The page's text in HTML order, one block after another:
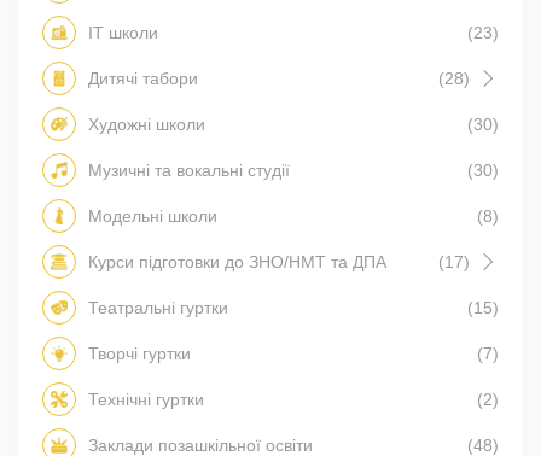
IT школи (23)
Дитячі табори (28)
Художні школи (30)
Музичні та вокальні студії (30)
Модельні школи (8)
Курси підготовки до ЗНО/НМТ та ДПА (17)
Театральні гуртки (15)
Творчі гуртки (7)
Технічні гуртки (2)
Заклади позашкільної освіти (48)